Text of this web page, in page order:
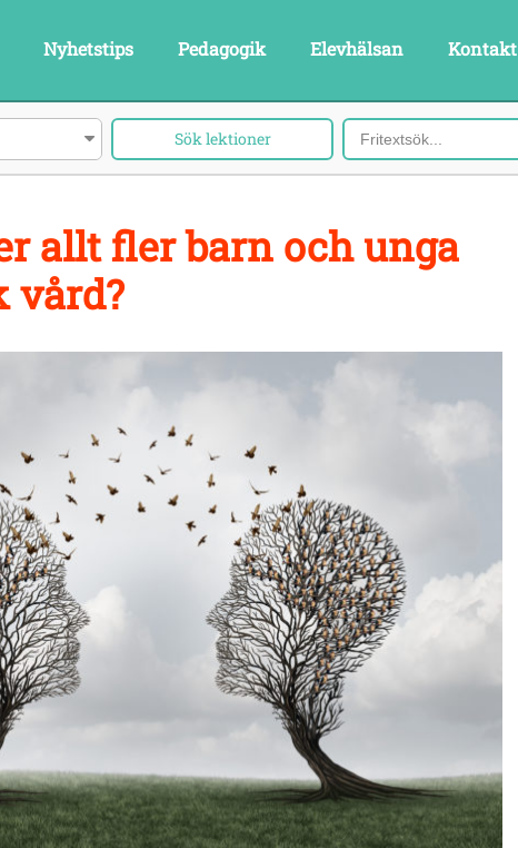
Nyhetstips Pedagogik Elevhälsan Kontakt
allt fler barn och unga
vård?